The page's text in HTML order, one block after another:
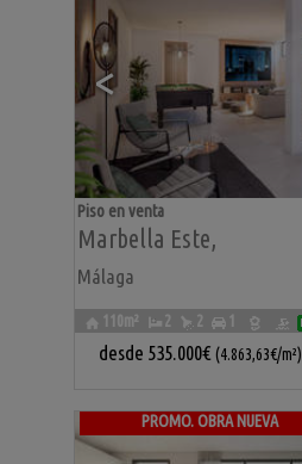
<
Marbella Este,
Málaga
Piso en venta
110m² 2 2 1
desde 535.000€ (4.863,63€/m²)
PROMO. OBRA NUEVA